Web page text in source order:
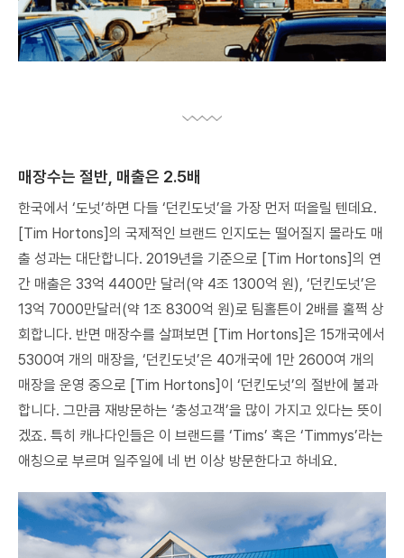
매장수는 절반, 매출은 2.5배
한국에서 ‘도넛’하면 다들 ‘던킨도넛’을 가장 먼저 떠올릴 텐데요.
[Tim Hortons]의 국제적인 브랜드 인지도는 떨어질지 몰라도 매
출 성과는 대단합니다. 2019년을 기준으로 [Tim Hortons]의 연
간 매출은 33억 4400만 달러(약 4조 1300억 원), ‘던킨도넛’은
13억 7000만달러(약 1조 8300억 원)로 팀홀튼이 2배를 훌쩍 상
회합니다. 반면 매장수를 살펴보면 [Tim Hortons]은 15개국에서
5300여 개의 매장을, ‘던킨도넛’은 40개국에 1만 2600여 개의
매장을 운영 중으로 [Tim Hortons]이 ‘던킨도넛’의 절반에 불과
합니다. 그만큼 재방문하는 ‘충성고객’을 많이 가지고 있다는 뜻이
겠죠. 특히 캐나다인들은 이 브랜드를 ‘Tims’ 혹은 ‘Timmys’라는
애칭으로 부르며 일주일에 네 번 이상 방문한다고 하네요.